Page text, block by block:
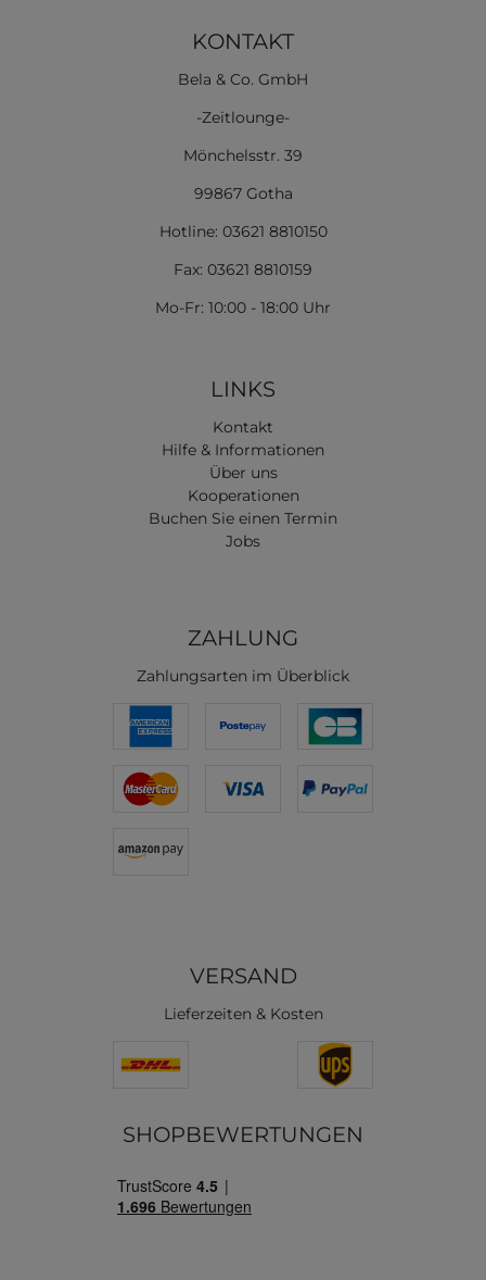
KONTAKT
Bela & Co. GmbH
-Zeitlounge-
Mönchelsstr. 39
99867 Gotha
Hotline: 03621 8810150
Fax: 03621 8810159
Mo-Fr: 10:00 - 18:00 Uhr
LINKS
Kontakt
Hilfe & Informationen
Über uns
Kooperationen
Buchen Sie einen Termin
Jobs
ZAHLUNG
Zahlungsarten im Überblick
VERSAND
Lieferzeiten & Kosten
SHOPBEWERTUNGEN